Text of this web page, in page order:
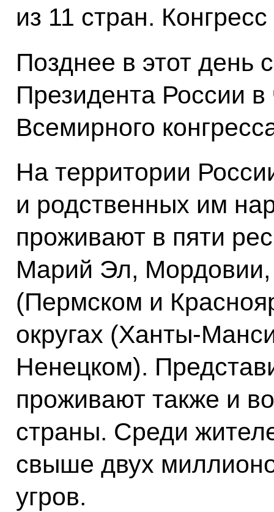
из 11 стран.
Позднее в этот день
Президента России в
Всемирного
На территории
и родственных им
проживают в пяти
Марий Эл, Мордовии,
(Пермском и
округах (Ханты-
Ненецком).
проживают также и
страны. Среди
свыше двух
угров.